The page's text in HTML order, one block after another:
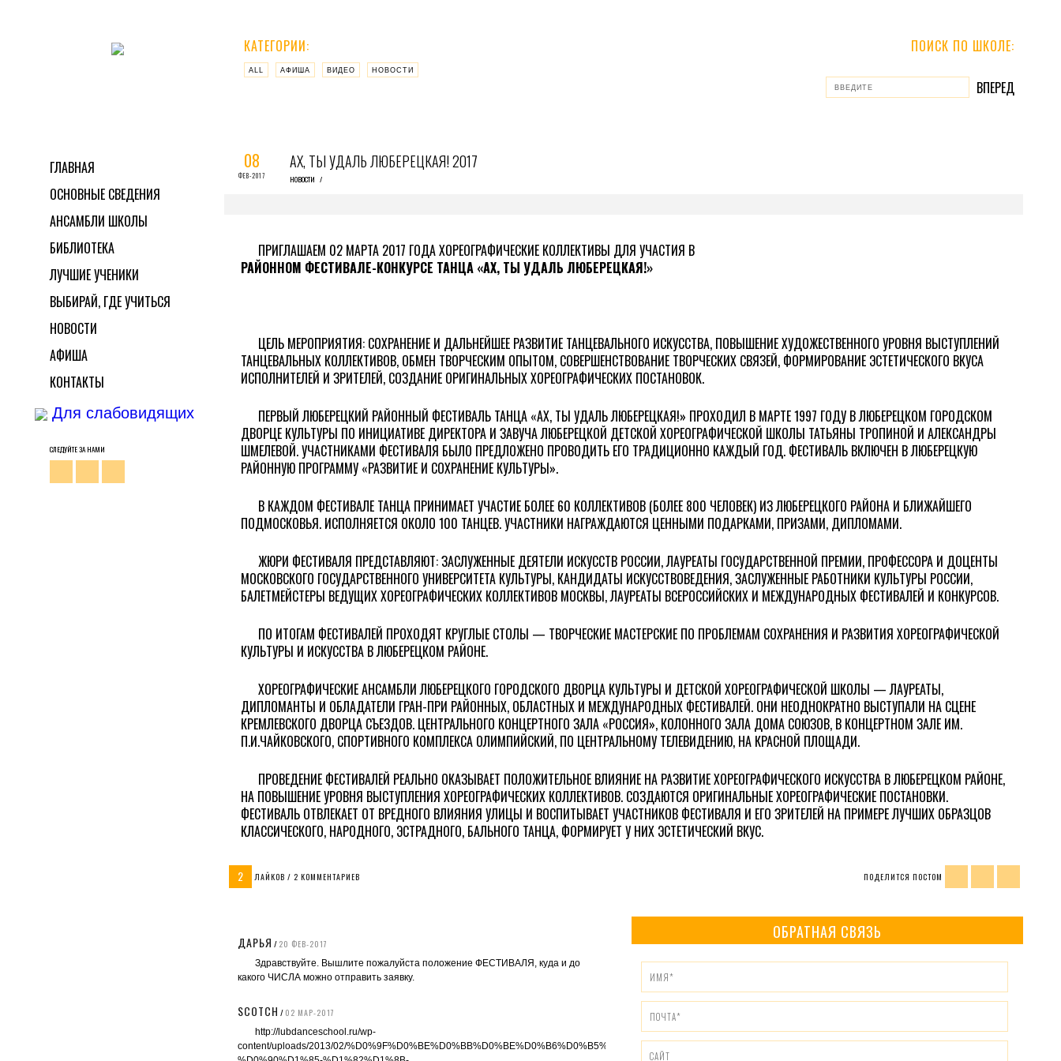
ГЛАВНАЯ
ОСНОВНЫЕ СВЕДЕНИЯ
АНСАМБЛИ ШКОЛЫ
БИБЛИОТЕКА
ЛУЧШИЕ УЧЕНИКИ
ВЫБИРАЙ, ГДЕ УЧИТЬСЯ
НОВОСТИ
АФИША
КОНТАКТЫ
Для слабовидящих
СЛЕДУЙТЕ ЗА НАМИ
КАТЕГОРИИ:
ALL АФИША ВИДЕО НОВОСТИ
ПОИСК ПО ШКОЛЕ:
08
ФЕВ-2017
АХ, ТЫ УДАЛЬ ЛЮБЕРЕЦКАЯ! 2017
НОВОСТИ /
ПРИГЛАШАЕМ 02 МАРТА 2017 ГОДА ХОРЕОГРАФИЧЕСКИЕ КОЛЛЕКТИВЫ ДЛЯ УЧАСТИЯ В
РАЙОННОМ ФЕСТИВАЛЕ-КОНКУРСЕ ТАНЦА «АХ, ТЫ УДАЛЬ ЛЮБЕРЕЦКАЯ!»
ЦЕЛЬ МЕРОПРИЯТИЯ: СОХРАНЕНИЕ И ДАЛЬНЕЙШЕЕ РАЗВИТИЕ ТАНЦЕВАЛЬНОГО ИСКУССТВА, ПОВЫШЕНИЕ ХУДОЖЕСТВЕННОГО УРОВНЯ ВЫСТУПЛЕНИЙ
ТАНЦЕВАЛЬНЫХ КОЛЛЕКТИВОВ, ОБМЕН ТВОРЧЕСКИМ ОПЫТОМ, СОВЕРШЕНСТВОВАНИЕ ТВОРЧЕСКИХ СВЯЗЕЙ, ФОРМИРОВАНИЕ ЭСТЕТИЧЕСКОГО ВКУСА
ИСПОЛНИТЕЛЕЙ И ЗРИТЕЛЕЙ, СОЗДАНИЕ ОРИГИНАЛЬНЫХ ХОРЕОГРАФИЧЕСКИХ ПОСТАНОВОК.
ПЕРВЫЙ ЛЮБЕРЕЦКИЙ РАЙОННЫЙ ФЕСТИВАЛЬ ТАНЦА «АХ, ТЫ УДАЛЬ ЛЮБЕРЕЦКАЯ!» ПРОХОДИЛ В МАРТЕ 1997 ГОДУ В ЛЮБЕРЕЦКОМ ГОРОДСКОМ
ДВОРЦЕ КУЛЬТУРЫ ПО ИНИЦИАТИВЕ ДИРЕКТОРА И ЗАВУЧА ЛЮБЕРЕЦКОЙ ДЕТСКОЙ ХОРЕОГРАФИЧЕСКОЙ ШКОЛЫ ТАТЬЯНЫ ТРОПИНОЙ И АЛЕКСАНДРЫ
ШМЕЛЕВОЙ. УЧАСТНИКАМИ ФЕСТИВАЛЯ БЫЛО ПРЕДЛОЖЕНО ПРОВОДИТЬ ЕГО ТРАДИЦИОННО КАЖДЫЙ ГОД. ФЕСТИВАЛЬ ВКЛЮЧЕН В ЛЮБЕРЕЦКУЮ
РАЙОННУЮ ПРОГРАММУ «РАЗВИТИЕ И СОХРАНЕНИЕ КУЛЬТУРЫ».
В КАЖДОМ ФЕСТИВАЛЕ ТАНЦА ПРИНИМАЕТ УЧАСТИЕ БОЛЕЕ 60 КОЛЛЕКТИВОВ (БОЛЕЕ 800 ЧЕЛОВЕК) ИЗ ЛЮБЕРЕЦКОГО РАЙОНА И БЛИЖАЙШЕГО
ПОДМОСКОВЬЯ. ИСПОЛНЯЕТСЯ ОКОЛО 100 ТАНЦЕВ. УЧАСТНИКИ НАГРАЖДАЮТСЯ ЦЕННЫМИ ПОДАРКАМИ, ПРИЗАМИ, ДИПЛОМАМИ.
ЖЮРИ ФЕСТИВАЛЯ ПРЕДСТАВЛЯЮТ: ЗАСЛУЖЕННЫЕ ДЕЯТЕЛИ ИСКУССТВ РОССИИ, ЛАУРЕАТЫ ГОСУДАРСТВЕННОЙ ПРЕМИИ, ПРОФЕССОРА И ДОЦЕНТЫ
МОСКОВСКОГО ГОСУДАРСТВЕННОГО УНИВЕРСИТЕТА КУЛЬТУРЫ, КАНДИДАТЫ ИСКУССТВОВЕДЕНИЯ, ЗАСЛУЖЕННЫЕ РАБОТНИКИ КУЛЬТУРЫ РОССИИ,
БАЛЕТМЕЙСТЕРЫ ВЕДУЩИХ ХОРЕОГРАФИЧЕСКИХ КОЛЛЕКТИВОВ МОСКВЫ, ЛАУРЕАТЫ ВСЕРОССИЙСКИХ И МЕЖДУНАРОДНЫХ ФЕСТИВАЛЕЙ И КОНКУРСОВ.
ПО ИТОГАМ ФЕСТИВАЛЕЙ ПРОХОДЯТ КРУГЛЫЕ СТОЛЫ — ТВОРЧЕСКИЕ МАСТЕРСКИЕ ПО ПРОБЛЕМАМ СОХРАНЕНИЯ И РАЗВИТИЯ ХОРЕОГРАФИЧЕСКОЙ
КУЛЬТУРЫ И ИСКУССТВА В ЛЮБЕРЕЦКОМ РАЙОНЕ.
ХОРЕОГРАФИЧЕСКИЕ АНСАМБЛИ ЛЮБЕРЕЦКОГО ГОРОДСКОГО ДВОРЦА КУЛЬТУРЫ И ДЕТСКОЙ ХОРЕОГРАФИЧЕСКОЙ ШКОЛЫ — ЛАУРЕАТЫ,
ДИПЛОМАНТЫ И ОБЛАДАТЕЛИ ГРАН-ПРИ РАЙОННЫХ, ОБЛАСТНЫХ И МЕЖДУНАРОДНЫХ ФЕСТИВАЛЕЙ. ОНИ НЕОДНОКРАТНО ВЫСТУПАЛИ НА СЦЕНЕ
КРЕМЛЕВСКОГО ДВОРЦА СЪЕЗДОВ. ЦЕНТРАЛЬНОГО КОНЦЕРТНОГО ЗАЛА «РОССИЯ», КОЛОННОГО ЗАЛА ДОМА СОЮЗОВ, В КОНЦЕРТНОМ ЗАЛЕ ИМ.
П.И.ЧАЙКОВСКОГО, СПОРТИВНОГО КОМПЛЕКСА ОЛИМПИЙСКИЙ, ПО ЦЕНТРАЛЬНОМУ ТЕЛЕВИДЕНИЮ, НА КРАСНОЙ ПЛОЩАДИ.
ПРОВЕДЕНИЕ ФЕСТИВАЛЕЙ РЕАЛЬНО ОКАЗЫВАЕТ ПОЛОЖИТЕЛЬНОЕ ВЛИЯНИЕ НА РАЗВИТИЕ ХОРЕОГРАФИЧЕСКОГО ИСКУССТВА В ЛЮБЕРЕЦКОМ РАЙОНЕ,
НА ПОВЫШЕНИЕ УРОВНЯ ВЫСТУПЛЕНИЯ ХОРЕОГРАФИЧЕСКИХ КОЛЛЕКТИВОВ. СОЗДАЮТСЯ ОРИГИНАЛЬНЫЕ ХОРЕОГРАФИЧЕСКИЕ ПОСТАНОВКИ.
ФЕСТИВАЛЬ ОТВЛЕКАЕТ ОТ ВРЕДНОГО ВЛИЯНИЯ УЛИЦЫ И ВОСПИТЫВАЕТ УЧАСТНИКОВ ФЕСТИВАЛЯ И ЕГО ЗРИТЕЛЕЙ НА ПРИМЕРЕ ЛУЧШИХ ОБРАЗЦОВ
КЛАССИЧЕСКОГО, НАРОДНОГО, ЭСТРАДНОГО, БАЛЬНОГО ТАНЦА, ФОРМИРУЕТ У НИХ ЭСТЕТИЧЕСКИЙ ВКУС.
2 ЛАЙКОВ / 2 КОММЕНТАРИЕВ ПОДЕЛИТСЯ ПОСТОМ
ДАРЬЯ / 20 ФЕВ-2017
Здравствуйте. Вышлите пожалуйста положение ФЕСТИВАЛЯ, куда и до
какого ЧИСЛА можно отправить заявку.
SCOTCH / 02 МАР-2017
http://lubdanceschool.ru/wp-
content/uploads/2013/02/%D0%9F%D0%BE%D0%BB%D0%BE%D0%B6%D0%B5%D0%BD%D0%B8%D0%B5-
ОБРАТНАЯ СВЯЗЬ